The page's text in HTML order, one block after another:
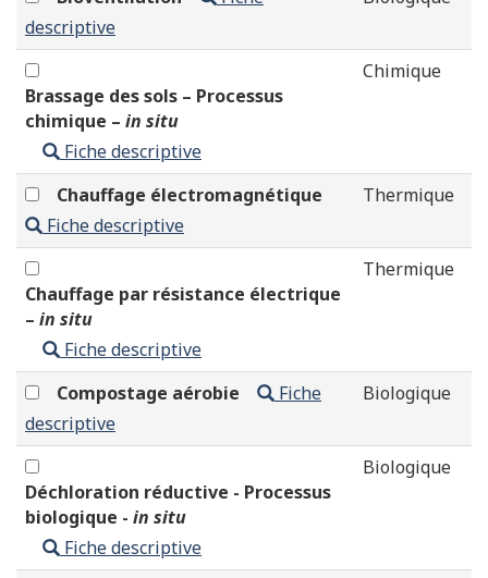
descriptive
Brassage des sols – Processus
chimique – in situ
Fiche descriptive
Chimique
Chauffage électromagnétique
Fiche descriptive
Thermique
Chauffage par résistance électrique
– in situ
Fiche descriptive
Thermique
Compostage aérobie
Fiche
descriptive
Biologique
Déchloration réductive - Processus
biologique - in situ
Fiche descriptive
Biologique